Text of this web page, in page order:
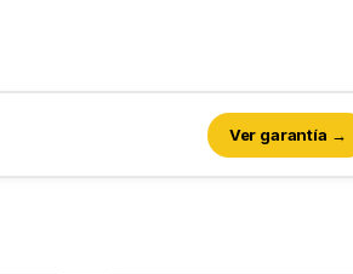
Ver garantía →